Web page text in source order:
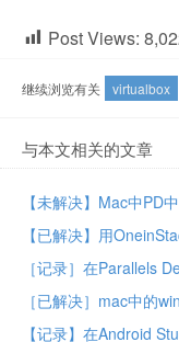
Post Views:
继续浏览有关 virtualbox
与本文相关的文章
【已解决】用
［记录］在Parallels
［已解决］mac中的
【记录】在Android